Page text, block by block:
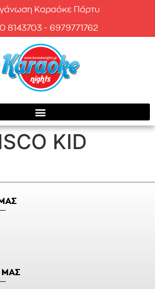
Καραόκε Πάρτυ
8143703 - 6979771762
KID
ΜΑΣ